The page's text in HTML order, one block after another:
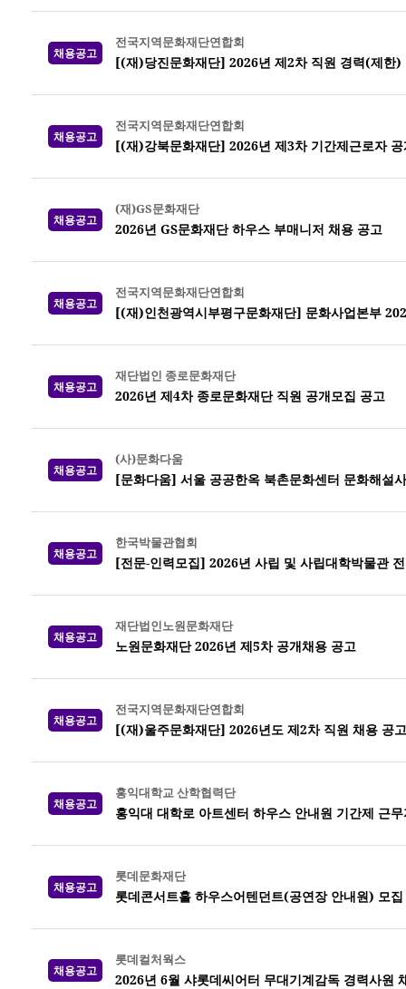
채용공고
전국지역문화재단연합회
[(재)당진문화재단] 2026년 제2차 직원 경력(제한)
채용공고
전국지역문화재단연합회
[(재)강북문화재단] 2026년 제3차 기간제근로자
채용공고
(재)GS문화재단
2026년 GS문화재단 하우스 부매니저 채용 공고
채용공고
전국지역문화재단연합회
[(재)인천광역시부평구문화재단] 문화사업본부
채용공고
재단법인 종로문화재단
2026년 제4차 종로문화재단 직원 공개모집 공고
채용공고
(사)문화다움
[문화다움] 서울 공공한옥 북촌문화센터 문화해설
채용공고
한국박물관협회
[전문-인력모집] 2026년 사립 및 사립대학박물관
채용공고
재단법인노원문화재단
노원문화재단 2026년 제5차 공개채용 공고
채용공고
전국지역문화재단연합회
[(재)울주문화재단] 2026년도 제2차 직원 채용 공고
채용공고
홍익대학교 산학협력단
홍익대 대학로 아트센터 하우스 안내원 기간제 근
채용공고
롯데문화재단
롯데콘서트홀 하우스어텐던트(공연장 안내원) 모
채용공고
롯데컬처웍스
2026년 6월 샤롯데씨어터 무대기계감독 경력사원